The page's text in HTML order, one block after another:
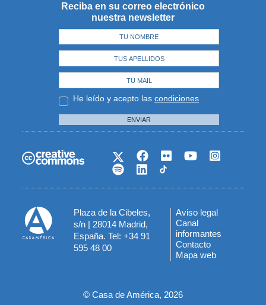
Reciba en su correo electrónico
nuestra newsletter
He leído y acepto las condiciones
ENVIAR
Plaza de la Cibeles,
s/n | 28014 Madrid,
España. Tel: +34 91
595 48 00
Menú
del
pie
Aviso legal
Canal
informantes
Contacto
Mapa web
© Casa de América, 2026